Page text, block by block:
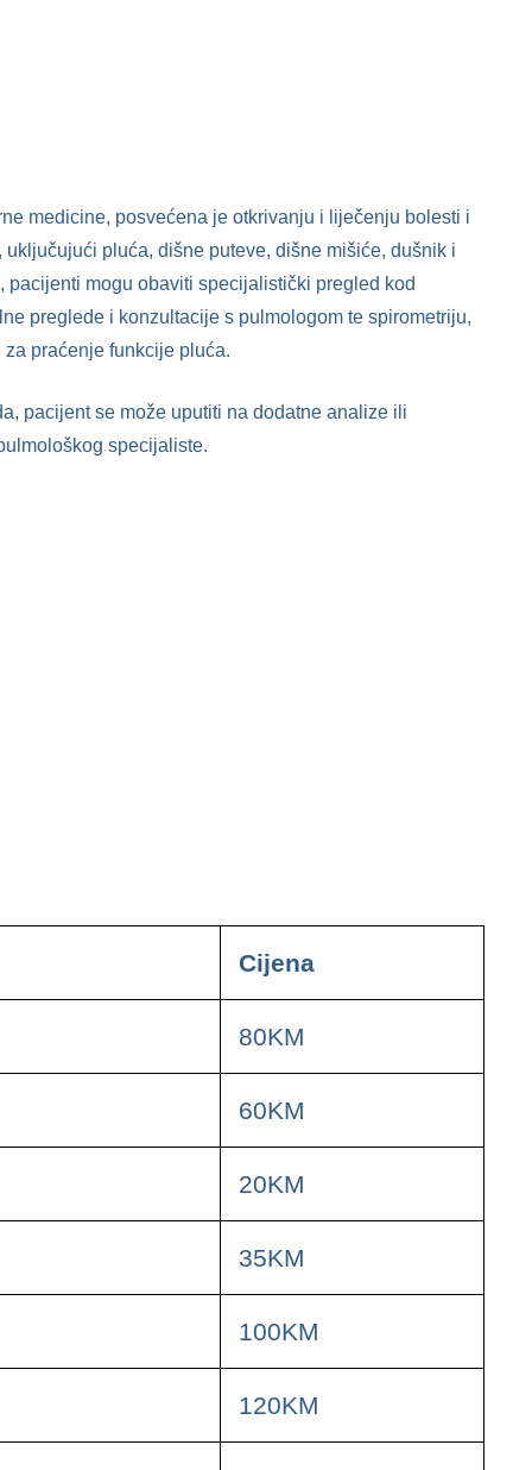
medicine, posvećena je otkrivanju i liječenju bolesti i
pluća, dišne puteve, dišne mišiće, dušnik i
mogu obaviti specijalistički pregled kod
preglede i konzultacije s pulmologom te spirometriju,
praćenje funkcije pluća.
pacijent se može uputiti na dodatne analize ili
specijaliste.
Cijena
80KM
60KM
20KM
35KM
100KM
120KM